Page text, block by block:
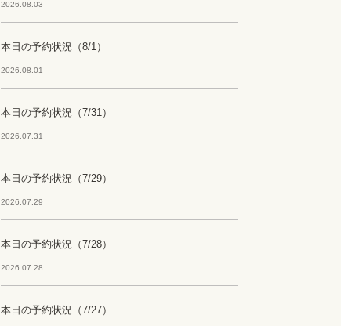
2026.08.03
本日の予約状況（8/1）
2026.08.01
本日の予約状況（7/31）
2026.07.31
本日の予約状況（7/29）
2026.07.29
本日の予約状況（7/28）
2026.07.28
本日の予約状況（7/27）